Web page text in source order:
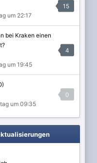
15
um 22:17
4
bei Kraken einen
um 19:45
0
um 09:35